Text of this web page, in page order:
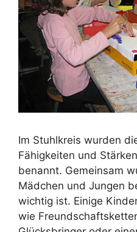
Im Stuhlkreis wurden
Fähigkeiten und
benannt. Gemeinsam
Mädchen und Jungen
wichtig ist. Einige
wie